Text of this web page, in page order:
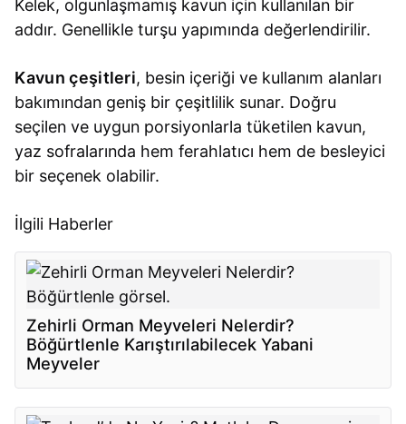
Kelek, olgunlaşmamış kavun için kullanılan bir
addır. Genellikle turşu yapımında değerlendirilir.
Kavun çeşitleri, besin içeriği ve kullanım alanları
bakımından geniş bir çeşitlilik sunar. Doğru
seçilen ve uygun porsiyonlarla tüketilen kavun,
yaz sofralarında hem ferahlatıcı hem de besleyici
bir seçenek olabilir.
İlgili Haberler
Zehirli Orman Meyveleri Nelerdir?
Böğürtlenle Karıştırılabilecek Yabani
Meyveler